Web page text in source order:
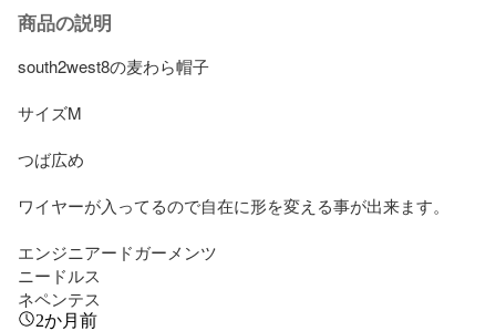
商品の説明
south2west8の麦わら帽子
サイズM
つば広め
ワイヤーが入ってるので自在に形を変える事が出来ます。
エンジニアードガーメンツ
ニードルス
ネペンテス
2か月前